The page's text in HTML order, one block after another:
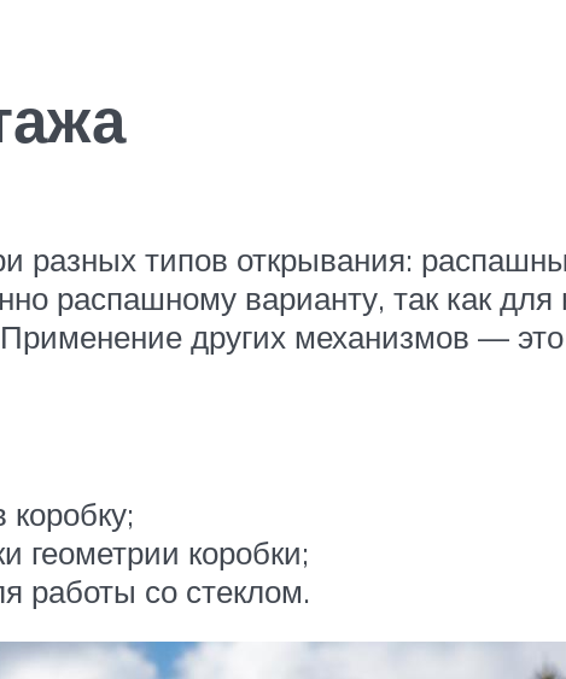
разных типов открывания:
распашному варианту, так как для
других механизмов —
геометрии коробки;
работы со стеклом.